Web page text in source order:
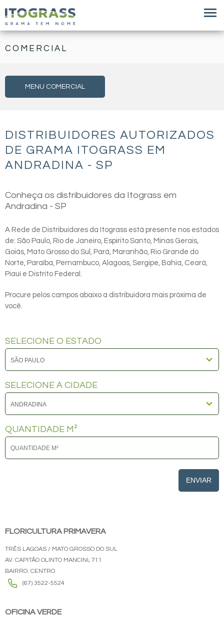
COMERCIAL
MENU COMERCIAL
DISTRIBUIDORES AUTORIZADOS
DE GRAMA ITOGRASS EM
ANDRADINA - SP
Conheça os distribuidores da Itograss em
Andradina - SP
A Rede de Distribuidores da Itograss está presente nos estados
de: São Paulo, Rio de Janeiro, Espirito Santo, Minas Gerais,
Goiás, Mato Grosso do Sul, Pará, Maranhão, Rio Grande do
Norte, Paraíba, Pernambuco, Alagoas, Sergipe, Bahia, Ceará,
Piauí e Distrito Federal.
Procure pelos campos abaixo a distribuidora mais próxima de
você.
SELECIONE O ESTADO
SELECIONE A CIDADE
QUANTIDADE M²
ENVIAR
FLORICULTURA PRIMAVERA
TRÊS LAGOAS / MATO GROSSO DO SUL
AV. CAPITÃO OLINTO MANCINI, 711
BAIRRO: CENTRO
(67) 3522-5524
OFICINA VERDE